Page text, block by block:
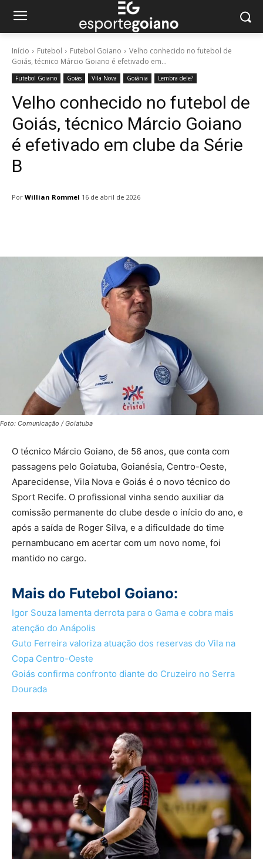
Início Futebol Futebol Goiano
Velho conhecido no futebol de
Goiás, técnico Márcio Goiano é efetivado em...
Futebol Goiano Goiás Vila Nova Goiânia Lembra dele?
Velho conhecido no futebol de
Goiás, técnico Márcio Goiano
é efetivado em clube da Série
B
Por Willian Rommel 16 de abril de 2026
Foto: Comunicação / Goiatuba
O técnico Márcio Goiano, de 56 anos, que conta com
passagens pelo Goiatuba, Goianésia, Centro-Oeste,
Aparecidense, Vila Nova e Goiás é o novo técnico do
Sport Recife. O profissional vinha sendo auxiliar da
comissão permanente do clube desde o início do ano, e
após a saída de Roger Silva, e a dificuldade do time
pernambucano em acertar com um novo nome, foi
mantido no cargo.
Mais do Futebol Goiano:
Igor Souza lamenta derrota para o Gama e cobra mais
atenção do Anápolis
Guto Ferreira valoriza atuação dos reservas do Vila na
Copa Centro-Oeste
Goiás confirma confronto diante do Cruzeiro no Serra
Dourada